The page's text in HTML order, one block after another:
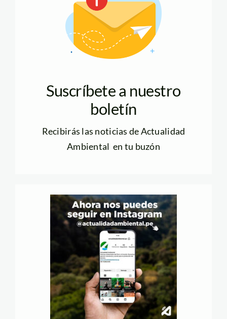
Suscríbete a nuestro
boletín
Recibirás las noticias de Actualidad
Ambiental en tu buzón